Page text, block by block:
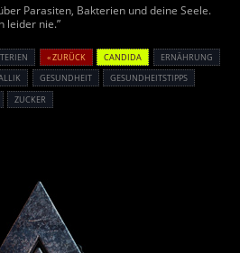
Parasiten, Bakterien und deine Seele.
leider nie.”
« ZURÜCK CANDIDA
ERNÄHRUNG
GESUNDHEIT
GESUNDHEITSTIPPS
ZUCKER